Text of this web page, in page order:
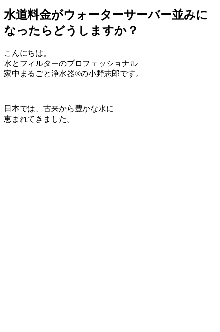
水道料金がウォーターサーバー並みに
なったらどうしますか？
こんにちは。
水とフィルターのプロフェッショナル
家中まるごと浄水器®の小野志郎です。
日本では、古来から豊かな水に
恵まれてきました。